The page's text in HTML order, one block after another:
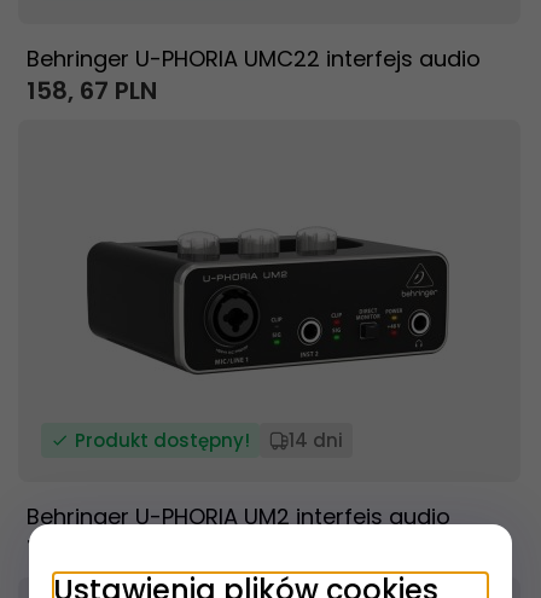
Behringer U-PHORIA UMC22 interfejs audio
158, 67 PLN
Produkt dostępny! 14 dni
Behringer U-PHORIA UM2 interfejs audio
133,